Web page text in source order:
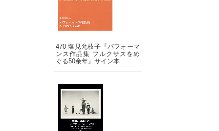
470 塩見允枝子『パフォーマ
ンス作品集 フルクサスをめ
ぐる50余年』サイン本